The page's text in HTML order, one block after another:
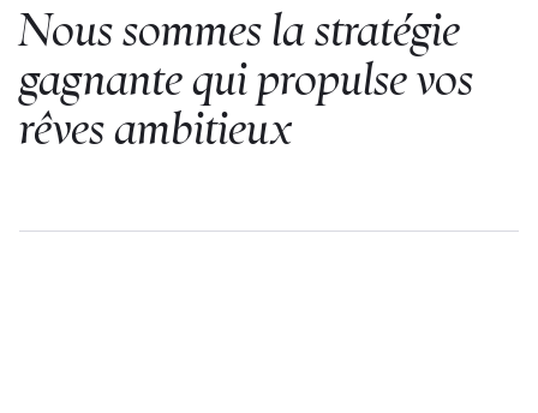
Nous sommes la stratégie
gagnante qui propulse vos
rêves ambitieux